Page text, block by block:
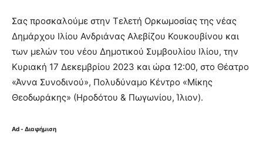
Σας προσκαλούμε στην Τελετή Ορκωμοσίας της νέας
Δημάρχου Ιλίου Ανδριάνας Αλεβίζου Κουκουβίνου και
των μελών του νέου Δημοτικού Συμβουλίου Ιλίου, την
Κυριακή 17 Δεκεμβρίου 2023 και ώρα 12:00, στο Θέατρο
«Άννα Συνοδινού», Πολυδύναμο Κέντρο «Μίκης
Θεοδωράκης» (Ηροδότου & Πωγωνίου, Ίλιον).
Ad - Διαφήμιση